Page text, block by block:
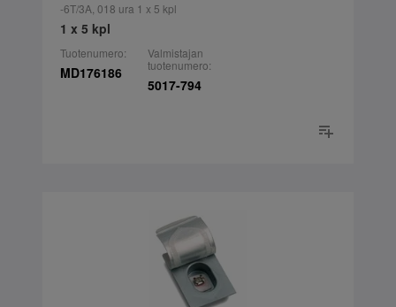
-6T/3A, 018 ura 1 x 5 kpl
1 x 5 kpl
Tuotenumero:
MD176186
Valmistajan
tuotenumero:
5017-794